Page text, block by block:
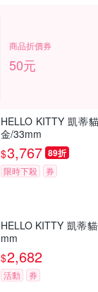
商品折價券
50元
HELLO KITTY 凱蒂
金/33mm
$3,767 89折
限時下殺 券
HELLO KITTY 凱蒂
mm
$2,682
活動 券